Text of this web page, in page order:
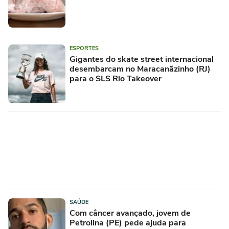
ESPORTES
Gigantes do skate street internacional
desembarcam no Maracanãzinho (RJ)
para o SLS Rio Takeover
SAÚDE
Com câncer avançado, jovem de
Petrolina (PE) pede ajuda para